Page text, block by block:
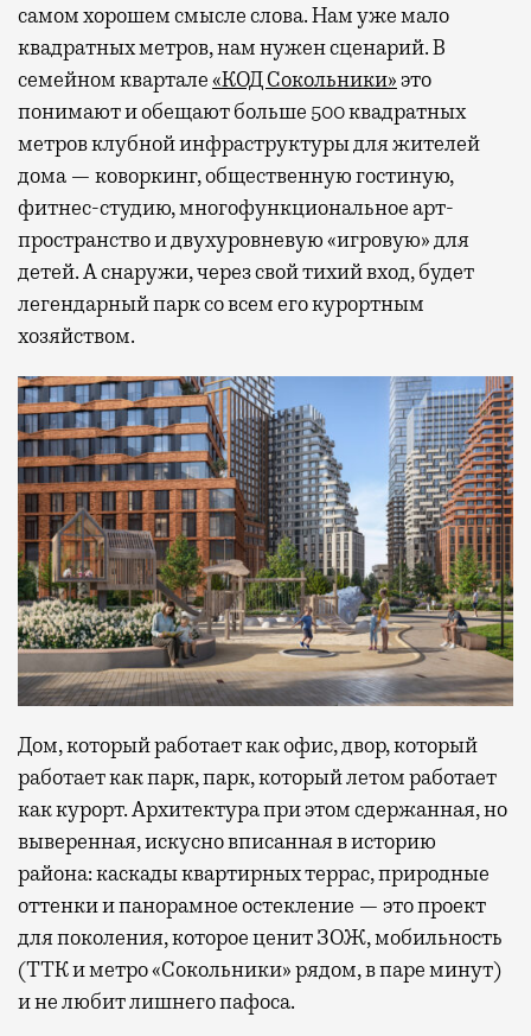
самом хорошем смысле слова. Нам уже мало
квадратных метров, нам нужен сценарий. В
семейном квартале«КОД Сокольники»это
понимают и обещают больше 500 квадратных
метров клубной инфраструктуры для жителей
дома — коворкинг, общественную гостиную,
фитнес-студию, многофункциональное арт-
пространство и двухуровневую «игровую» для
детей. А снаружи, через свой тихий вход, будет
легендарный парк со всем его курортным
хозяйством.
Дом, который работает как офис, двор, который
работает как парк, парк, который летом работает
как курорт. Архитектура при этом сдержанная, но
выверенная, искусно вписанная в историю
района: каскады квартирных террас, природные
оттенки и панорамное остекление — это проект
для поколения, которое ценит ЗОЖ, мобильность
(ТТК и метро «Сокольники» рядом, в паре минут)
и не любит лишнего пафоса.